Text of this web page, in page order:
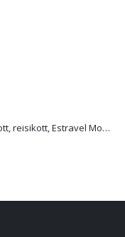
LOQI kandekott, rannakott, reisikott, Estravel Mountain Bag